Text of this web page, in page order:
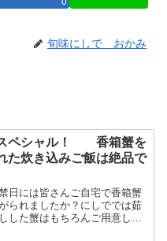
旬味にしで おかみ
ペシャル！ 香箱蟹を
た炊き込みご飯は絶品で
日には皆さんご自宅で香箱蟹
られましたか？にしででは茹
した蟹はもちろんご用意して